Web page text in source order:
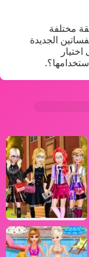
مختلفة
الجديدة